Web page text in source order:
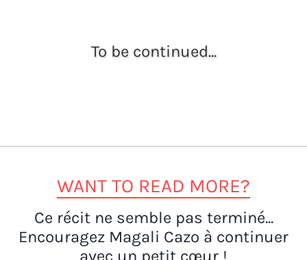
To be continued...
WANT TO READ MORE?
Ce récit ne semble pas terminé...
Encouragez Magali Cazo à continuer
avec un petit cœur !